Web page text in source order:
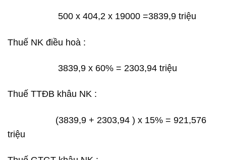
500 x 404,2 x 19000 =3839,9 triệu
Thuế NK điều hoà :
3839,9 x 60% = 2303,94 triệu
Thuế TTĐB khâu NK :
(3839,9 + 2303,94 ) x 15% = 921,576
triệu